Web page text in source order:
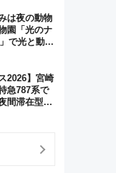
は夜の動物
園「光のナ
で光と動物
2026】宮崎
急787系で
間滞在型イ
ーおひさ